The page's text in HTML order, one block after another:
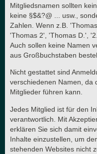
Mitgliedsnamen sollten
keine §$&?@ ... usw.,
Zahlen. Wenn z.B.
'Thomas 2', 'Thomas D.',
Auch sollen keine Namen
aus Großbuchstaben
Nicht gestattet sind
verschiedenen Namen, da
Mitglieder führen kann.
Jedes Mitglied ist für den
verantwortlich. Mit
erklären Sie sich damit
Inhalte einzustellen, um
stehenden Websites nicht